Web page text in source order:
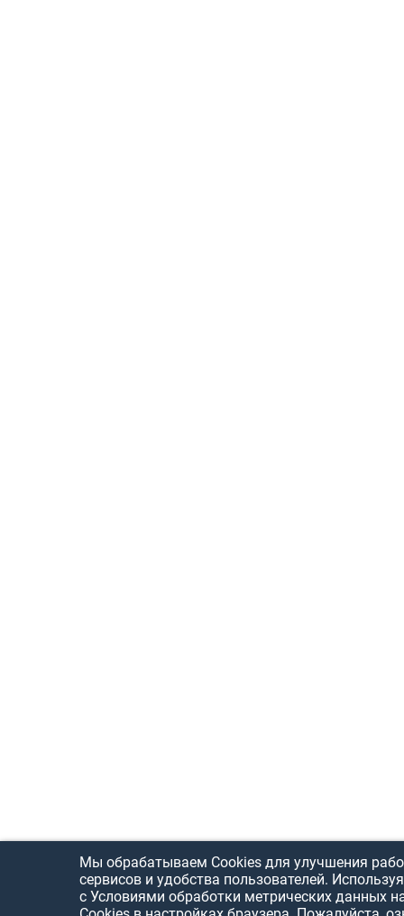
Мы обрабатываем Cookies для улучшения
сервисов и удобства пользователей.
с Условиями обработки метрических данных